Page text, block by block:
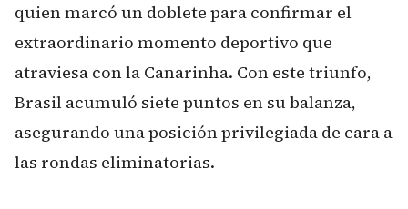
quien marcó un doblete para confirmar el
extraordinario momento deportivo que
atraviesa con la Canarinha. Con este triunfo,
Brasil acumuló siete puntos en su balanza,
asegurando una posición privilegiada de cara a
las rondas eliminatorias.